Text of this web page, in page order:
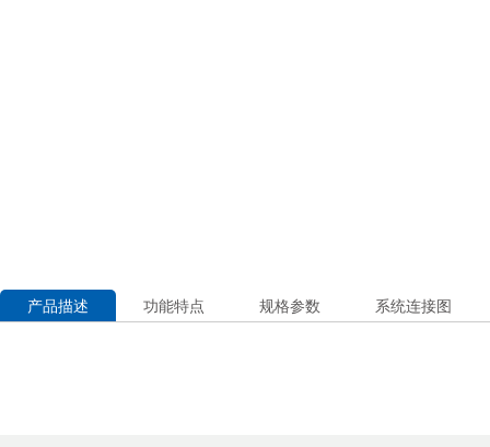
产品描述 功能特点 规格参数 系统连接图